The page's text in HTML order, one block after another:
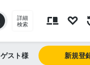
詳細
検索
ゲスト 新規登